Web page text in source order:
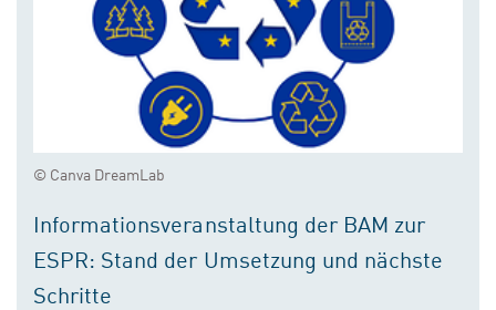
© Canva DreamLab
Informationsveranstaltung der BAM zur
ESPR: Stand der Umsetzung und nächste
Schritte